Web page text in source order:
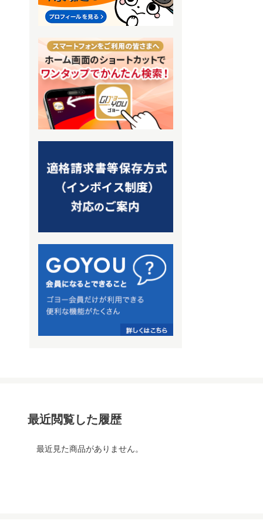
最近閲覧した履歴
最近見た商品がありません。